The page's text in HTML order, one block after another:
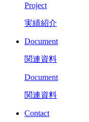
Project
実績紹介
Document
関連資料
Document
関連資料
Contact